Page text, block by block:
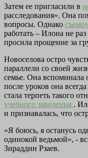
Затем ее пригласили в
расследования». Она
вопросы. Однако
работать – Илона не
просила прощение за
Новоселова остро
параллели со своей
семье. Она вспоминала
после уроков она
стала терпеть такого
учебного заведения .
и признавалась, что
«Я боюсь, я останусь
одинокой ведьмой», -
Зираддин Рзаев.